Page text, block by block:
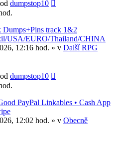
od dumpstop10
Dumps+Pins track 1&2
USA/EURO/Thailand/CHINA
12:16 hod. » v Další RPG
od dumpstop10
PayPal Linkables • Cash App
12:02 hod. » v Obecně